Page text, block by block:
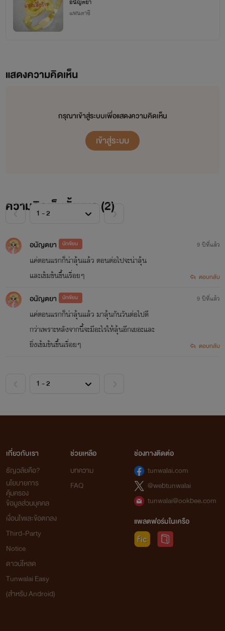
อนัญตยา
แฟนตาซี
แสดงความคิดเห็น
กรุณาเข้าสู่ระบบเพื่อแสดงความคิดเห็น
เข้าสู่ระบบ
ความคิดเห็นทั้งหมด (2)
อนัญตยา นักเขียน
แค่ตอนแรกก็น่าลุ้นแล้ว ตอนต่อไปจะน่าลุ้น
และเข้มข้นขึ้นเรื่อยๆ
9 ปีที่แล้ว
ตอบกลับ
อนัญตยา นักเขียน
แค่ตอนแรกก็น่าลุ้นแล้ว มาลุ้นกันวันต่อไปดี
กว่าเพราะหลังจากนี้จะมีอะไรให้ลุ้นอีกเยอะและ
ยิ่งเข้มข้นขึ้นเรื่อยๆ
9 ปีที่แล้ว
ตอบกลับ
เกี่ยวกับเรา
ธัญวลัยคือ?
นโยบายการ
คุ้มครอง
ข้อมูลส่วนบุคคล
เงื่อนไขและข้อตกลง
Third-Party
Notice
ดาวน์โหลด
Tunwalai Easy
(สำหรับ Android)
ช่วยเหลือ
บทความ
FAQ
ช่องทางติดต่อ
tunwalai.com
@webtunwalai
tunwalai@ookbee.com
แพลตฟอร์มในเครือ